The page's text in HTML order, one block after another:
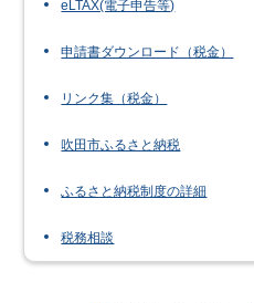
eLTAX(電子申告等)
申請書ダウンロード（税金）
リンク集（税金）
吹田市ふるさと納税
ふるさと納税制度の詳細
税務相談